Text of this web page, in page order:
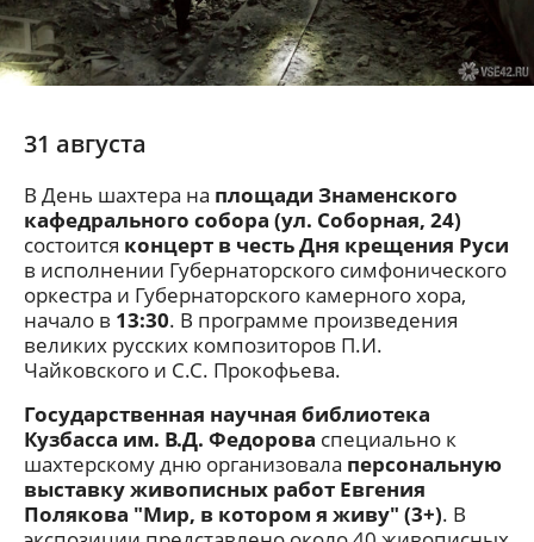
31 августа
В День шахтера на площади Знаменского
кафедрального собора (ул. Соборная, 24)
состоится концерт в честь Дня крещения Руси
в исполнении Губернаторского симфонического
оркестра и Губернаторского камерного хора,
начало в 13:30. В программе произведения
великих русских композиторов П.И.
Чайковского и С.С. Прокофьева.
Государственная научная библиотека
Кузбасса им. В.Д. Федорова специально к
шахтерскому дню организовала персональную
выставку живописных работ Евгения
Полякова "Мир, в котором я живу" (3+). В